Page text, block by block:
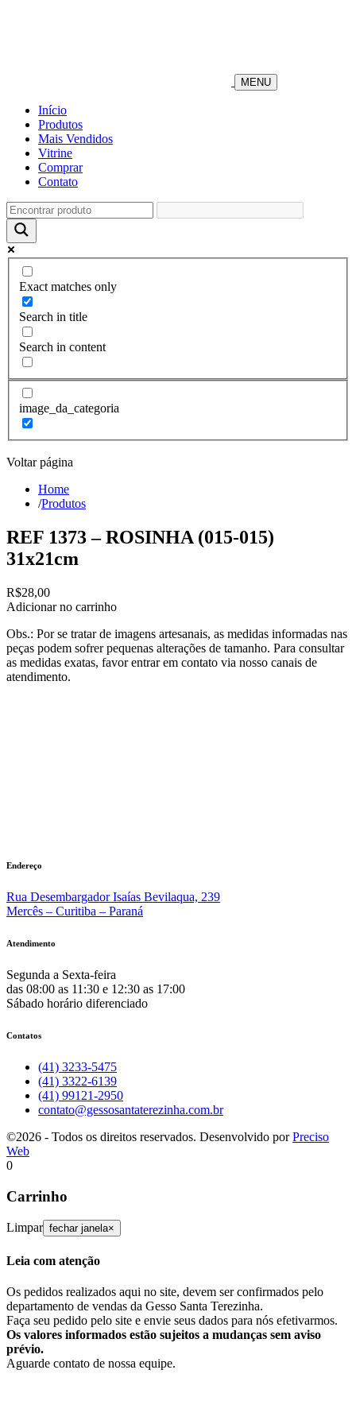
MENU
Início
Produtos
Mais Vendidos
Vitrine
Comprar
Contato
Exact matches only
Search in title
Search in content
image_da_categoria
Voltar página
Home
/Produtos
REF 1373 – ROSINHA (015-015)
31x21cm
R$28,00
Adicionar no carrinho
Obs.: Por se tratar de imagens artesanais, as medidas informadas nas
peças podem sofrer pequenas alterações de tamanho. Para consultar
as medidas exatas, favor entrar em contato via nosso canais de
atendimento.
Endereço
Rua Desembargador Isaías Bevilaqua, 239
Mercês – Curitiba – Paraná
Atendimento
Segunda a Sexta-feira
das 08:00 as 11:30 e 12:30 as 17:00
Sábado horário diferenciado
Contatos
(41) 3233-5475
(41) 3322-6139
(41) 99121-2950
contato@gessosantaterezinha.com.br
©2026 - Todos os direitos reservados. Desenvolvido porPreciso
Web
0
Carrinho
Limpar fechar janela×
Leia com atenção
Os pedidos realizados aqui no site, devem ser confirmados pelo
departamento de vendas da Gesso Santa Terezinha.
Faça seu pedido pelo site e envie seus dados para nós efetivarmos.
Os valores informados estão sujeitos a mudanças sem aviso
prévio.
Aguarde contato de nossa equipe.